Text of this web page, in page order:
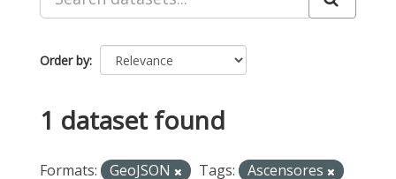
Order by
1 dataset found
Formats: GeoJSON Tags:
Ascensores